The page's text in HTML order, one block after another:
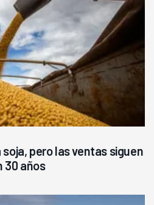
pero las ventas siguen
30 años